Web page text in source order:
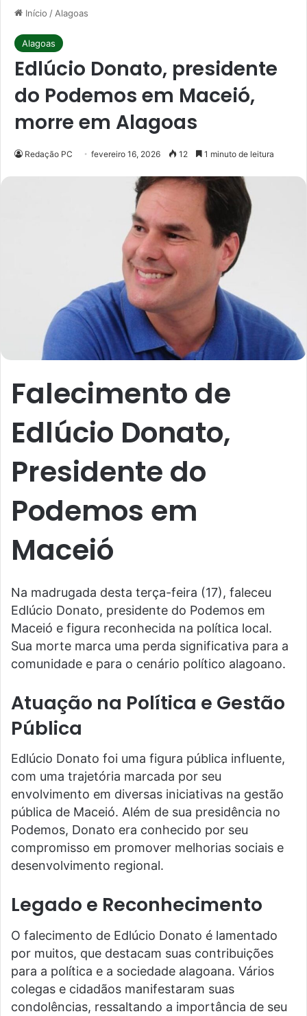
Início / Alagoas
Alagoas
Edlúcio Donato, presidente
do Podemos em Maceió,
morre em Alagoas
Redação PC fevereiro 16, 2026 12 1 minuto de leitura
Falecimento de
Edlúcio Donato,
Presidente do
Podemos em
Maceió
Na madrugada desta terça-feira (17), faleceu
Edlúcio Donato, presidente do Podemos em
Maceió e figura reconhecida na política local.
Sua morte marca uma perda significativa para a
comunidade e para o cenário político alagoano.
Atuação na Política e Gestão
Pública
Edlúcio Donato foi uma figura pública influente,
com uma trajetória marcada por seu
envolvimento em diversas iniciativas na gestão
pública de Maceió. Além de sua presidência no
Podemos, Donato era conhecido por seu
compromisso em promover melhorias sociais e
desenvolvimento regional.
Legado e Reconhecimento
O falecimento de Edlúcio Donato é lamentado
por muitos, que destacam suas contribuições
para a política e a sociedade alagoana. Vários
colegas e cidadãos manifestaram suas
condolências, ressaltando a importância de seu